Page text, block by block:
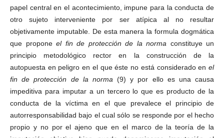
papel central en el acontecimiento, impune para la conducta de
otro sujeto interveniente por ser atípica al no resultar
objetivamente imputable. De esta manera la formula dogmática
que propone el fin de protección de la norma constituye un
principio metodológico rector en la construcción de la
autopuesta en peligro en el que éste no está considerado en el
fin de protección de la norma (9) y por ello es una causa
impeditiva para imputar a un tercero lo que es producto de la
conducta de la víctima en el que prevalece el principio de
autorresponsabilidad bajo el cual sólo se responde por el hecho
propio y no por el ajeno que en el marco de la teoría de la